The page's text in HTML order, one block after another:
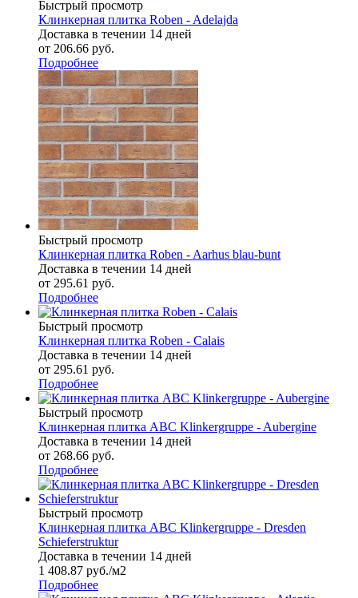
Быстрый просмотр
Клинкерная плитка Roben - Adelajda
Доставка в течении 14 дней
от 206.66 руб.
Подробнее
Быстрый просмотр
Клинкерная плитка Roben - Aarhus blau-bunt
Доставка в течении 14 дней
от 295.61 руб.
Подробнее
Быстрый просмотр
Клинкерная плитка Roben - Calais
Доставка в течении 14 дней
от 295.61 руб.
Подробнее
Быстрый просмотр
Клинкерная плитка ABC Klinkergruppe - Aubergine
Доставка в течении 14 дней
от 268.66 руб.
Подробнее
Быстрый просмотр
Клинкерная плитка ABC Klinkergruppe - Dresden
Schieferstruktur
Доставка в течении 14 дней
1 408.87 руб./м2
Подробнее